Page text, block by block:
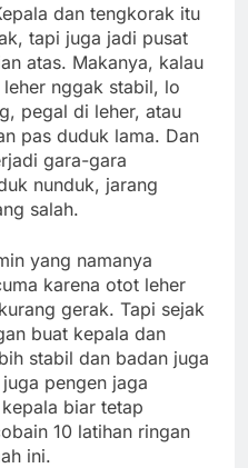
dan tengkorak itu
tapi juga jadi pusat
atas. Makanya, kalau
nggak stabil, lo
pegal di leher, atau
pas duduk lama. Dan
gara-gara
nunduk, jarang
salah.
yang namanya
karena otot leher
gerak. Tapi sejak
buat kepala dan
stabil dan badan juga
pengen jaga
biar tetap
10 latihan ringan
ini.